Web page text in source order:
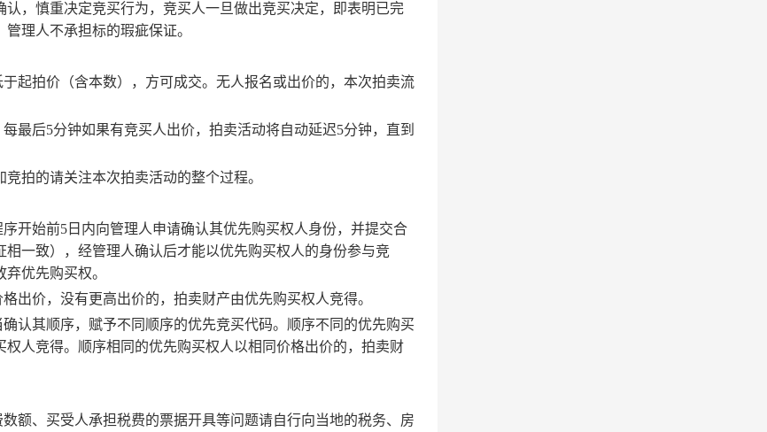
，慎重决定竞买行为，竞买人一旦做出竞买决定，即表明已完
理人不承担标的瑕疵保证。
起拍价（含本数），方可成交。无人报名或出价的，本次拍卖流
最后5分钟如果有竞买人出价，拍卖活动将自动延迟5分钟，直到
拍的请关注本次拍卖活动的整个过程。
开始前5日内向管理人申请确认其优先购买权人身份，并提交合
一致），经管理人确认后才能以优先购买权人的身份参与竞
优先购买权。
出价，没有更高出价的，拍卖财产由优先购买权人竞得。
认其顺序，赋予不同顺序的优先竞买代码。顺序不同的优先购买
人竞得。顺序相同的优先购买权人以相同价格出价的，拍卖财
额、买受人承担税费的票据开具等问题请自行向当地的税务、房